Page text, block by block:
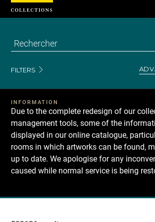
FILTERS
INFORMATION
Due to the complete redesign of our
management tools, some of the
displayed in our online catalogue,
rooms in which artworks can be found,
up to date. We apologise for any
caused while normal service is being
Recherche
Cookies management panel